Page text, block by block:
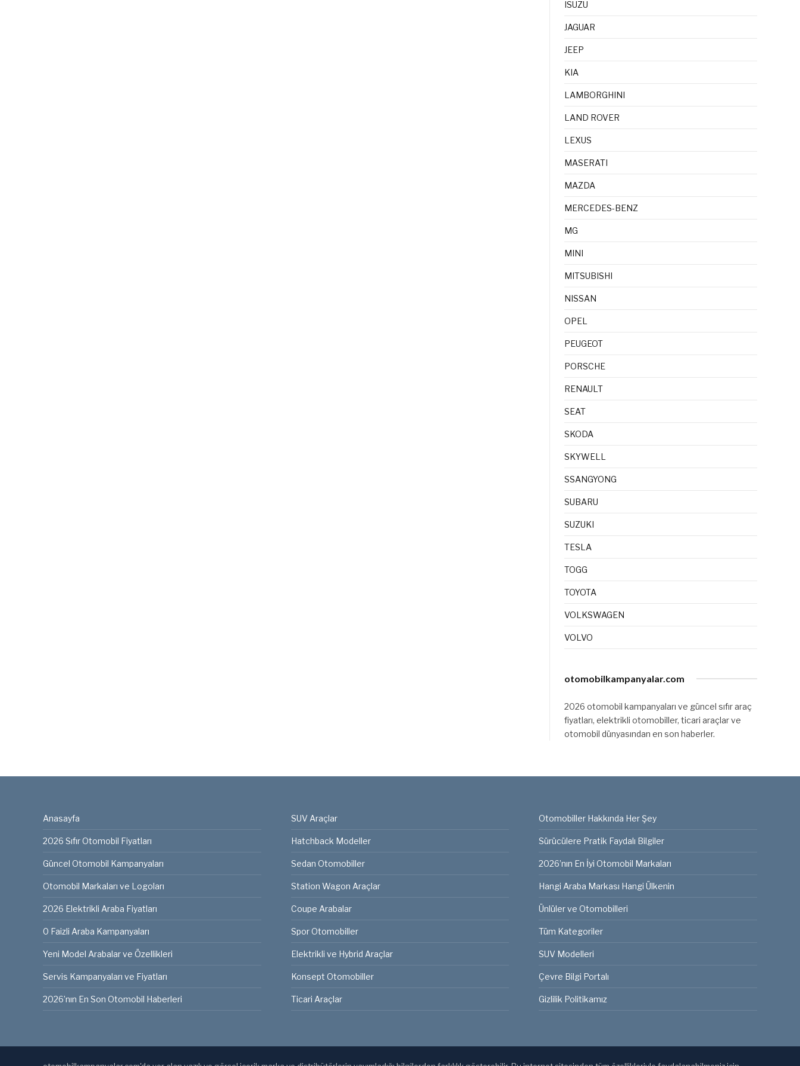
ISUZU
JAGUAR
JEEP
KIA
LAMBORGHINI
LAND ROVER
LEXUS
MASERATI
MAZDA
MERCEDES-BENZ
MG
MINI
MITSUBISHI
NISSAN
OPEL
PEUGEOT
PORSCHE
RENAULT
SEAT
SKODA
SKYWELL
SSANGYONG
SUBARU
SUZUKI
TESLA
TOGG
TOYOTA
VOLKSWAGEN
VOLVO
otomobilkampanyalar.com
2026 otomobil kampanyaları ve güncel sıfır araç
fiyatları, elektrikli otomobiller, ticari araçlar ve
otomobil dünyasından en son haberler.
Anasayfa
2026 Sıfır Otomobil Fiyatları
Güncel Otomobil Kampanyaları
Otomobil Markaları ve Logoları
2026 Elektrikli Araba Fiyatları
0 Faizli Araba Kampanyaları
Yeni Model Arabalar ve Özellikleri
Servis Kampanyaları ve Fiyatları
2026’nın En Son Otomobil Haberleri
SUV Araçlar
Hatchback Modeller
Sedan Otomobiller
Station Wagon Araçlar
Coupe Arabalar
Spor Otomobiller
Elektrikli ve Hybrid Araçlar
Konsept Otomobiller
Ticari Araçlar
Otomobiller Hakkında Her Şey
Sürücülere Pratik Faydalı Bilgiler
2026’nın En İyi Otomobil Markaları
Hangi Araba Markası Hangi Ülkenin
Ünlüler ve Otomobilleri
Tüm Kategoriler
SUV Modelleri
Çevre Bilgi Portalı
Gizlilik Politikamız